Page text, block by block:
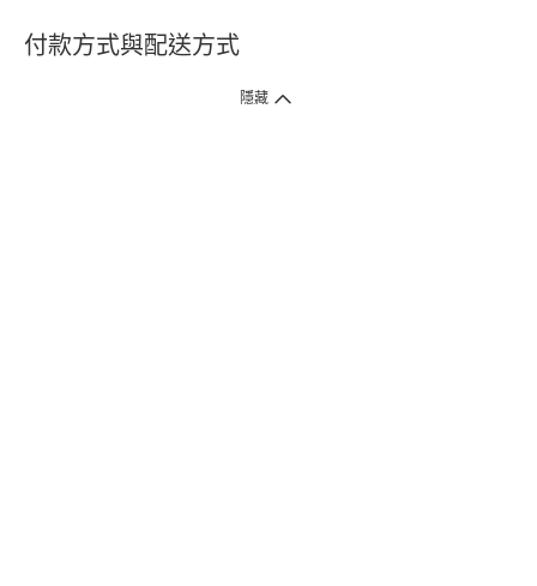
付款方式與配送方式
隱藏